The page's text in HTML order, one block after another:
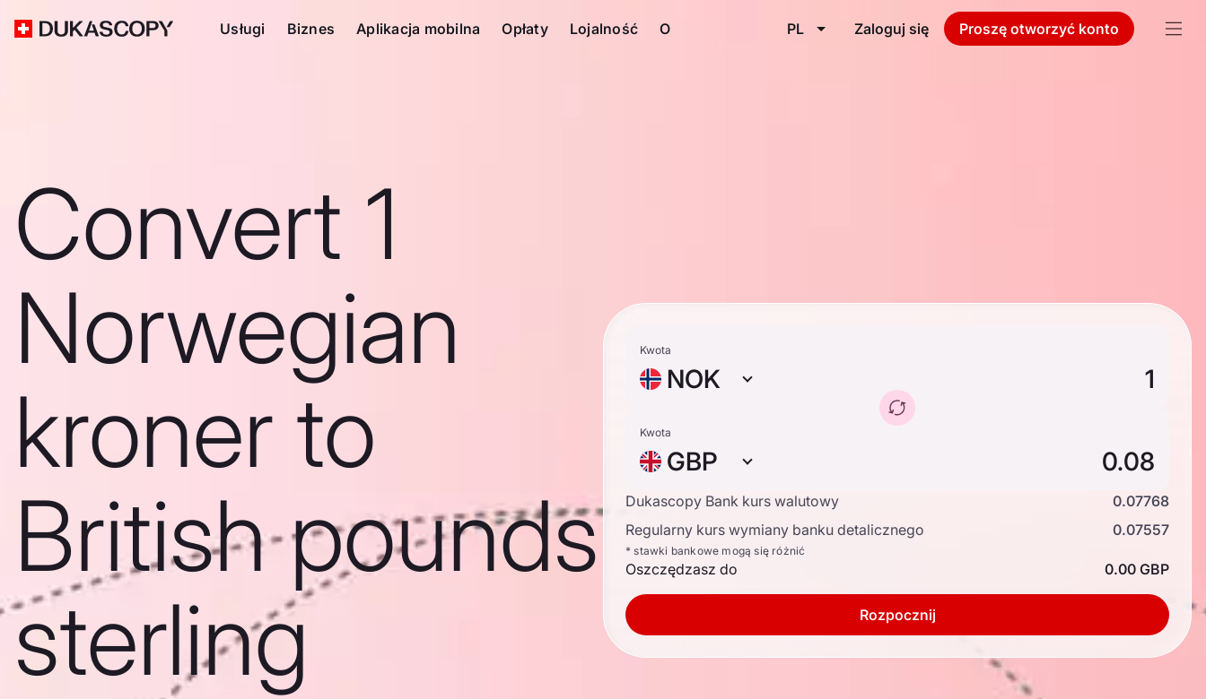
Usługi Biznes Aplikacja mobilna Opłaty Lojalność O PL Zaloguj się Proszę otworzyć konto
Convert 1
Norwegian
kroner to
British pounds
sterling
Kwota
NOK
Kwota
GBP
Dukascopy Bank kurs walutowy
0.07768
Regularny kurs wymiany banku detalicznego
0.07557
* stawki bankowe mogą się różnić
Oszczędzasz do 0.00 GBP
Rozpocznij